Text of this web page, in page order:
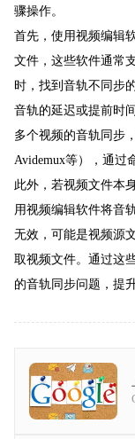
骤操作。
首先，使用视频编辑
文件，这些软件通常
时，找到音轨不同步
音轨的延迟或提前时
多个视频的音轨同步
Avidemux等），通过
此外，若视频文件本
用视频编辑软件将音
无效，可能是视频源
取视频文件。通过这
的音轨同步问题，提